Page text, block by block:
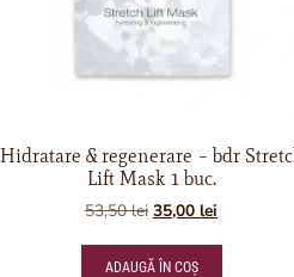
Hidratare & regenerare – bdr
Lift Mask 1 buc.
53,50lei 35,00 lei
ADAUGĂ ÎN COȘ